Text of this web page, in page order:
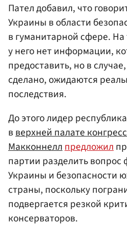
Пател добавил, что
Украины в области
в гуманитарной сфере.
у него нет информации,
предоставить, но в
сделано, ожидаются
последствия.
До этого лидер
вверхней палате
Макконнеллпредложил
партии разделить
Украины и безопасности
страны, поскольку
подвергается резкой
консерваторов.